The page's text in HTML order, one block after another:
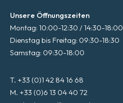
Unsere Öffnungszeiten
Montag: 10:00-12:30 / 14:30-18:00
Dienstag bis Freitag: 09:30-18:30
Samstag: 09:30-18:00
T. +33 (0)1 42 84 16 68
M. +33 (0)6 13 04 40 72